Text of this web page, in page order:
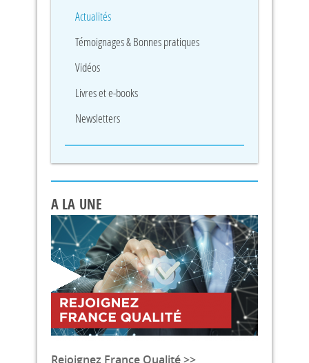
Actualités
Témoignages & Bonnes pratiques
Vidéos
Livres et e-books
Newsletters
A LA UNE
Rejoignez France Qualité >>